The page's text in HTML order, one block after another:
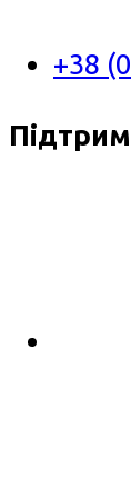
+38